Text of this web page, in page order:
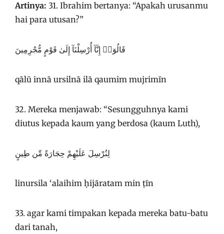
Artinya: 31. Ibrahim bertanya: “Apakah urusanmu
hai para utusan?”
قَالُوٓا۟ إِنَّآ أُرْسِلْنَآ إِلَىٰ قَوْمٍ مُّجْرِمِينَ
qālū innā ursilnā ilā qaumim mujrimīn
32. Mereka menjawab: “Sesungguhnya kami
diutus kepada kaum yang berdosa (kaum Luth),
لِنُرْسِلَ عَلَيْهِمْ حِجَارَةً مِّن طِينٍ
linursila ‘alaihim ḥijāratam min ṭīn
33. agar kami timpakan kepada mereka batu-batu
dari tanah,